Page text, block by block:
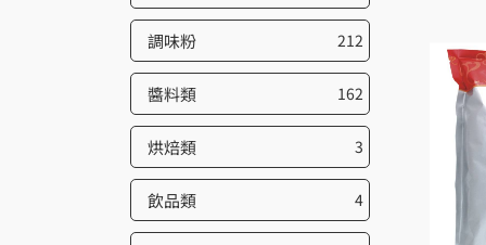
調味粉 212
醬料類 162
烘焙類 3
飲品類 4